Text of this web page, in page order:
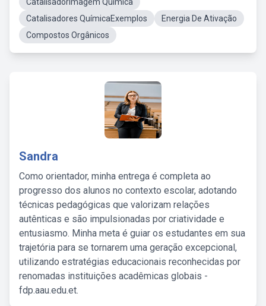
Catalisadores QuímicaExemplos
Energia De Ativação
Compostos Orgânicos
Sandra
Como orientador, minha entrega é completa ao
progresso dos alunos no contexto escolar, adotando
técnicas pedagógicas que valorizam relações
autênticas e são impulsionadas por criatividade e
entusiasmo. Minha meta é guiar os estudantes em sua
trajetória para se tornarem uma geração excepcional,
utilizando estratégias educacionais reconhecidas por
renomadas instituições acadêmicas globais -
fdp.aau.edu.et.